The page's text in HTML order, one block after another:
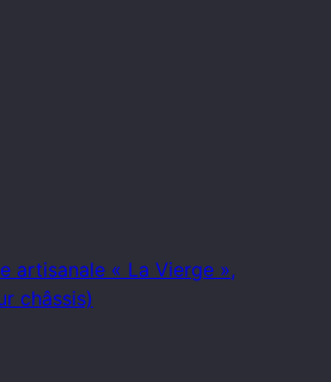
artisanale « La Vierge »,
châssis)